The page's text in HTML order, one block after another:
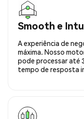
Smooth e
A experiência de
máxima. Nosso
pode processar até
tempo de resposta